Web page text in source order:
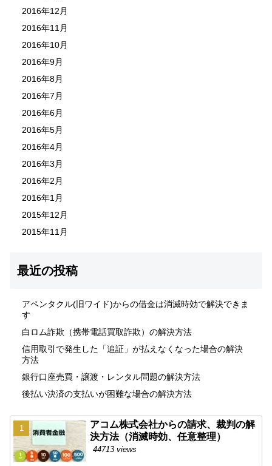
2016年12月
2016年11月
2016年10月
2016年9月
2016年8月
2016年7月
2016年6月
2016年5月
2016年4月
2016年3月
2016年2月
2016年1月
2015年12月
2015年11月
最近の投稿
アペンタクル(旧ワイド)からの借金は消滅時効で解決できま
す
白ロム詐欺（携帯電話買取詐欺）の解決方法
信用取引で発生した「追証」が払えなくなった場合の解決
方法
銀行口座売買・譲渡・レンタル問題の解決方法
後払い決済の支払いが困難な場合の解決方法
アコム株式会社からの請求、裁判の解
決方法（消滅時効、任意整理）
44713 views